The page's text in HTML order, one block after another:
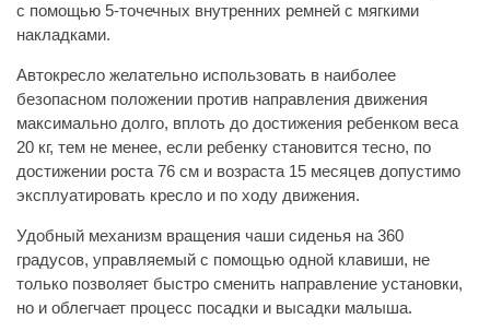
с помощью 5-точечных внутренних ремней с мягкими
накладками.
Автокресло желательно использовать в наиболее
безопасном положении против направления движения
максимально долго, вплоть до достижения ребенком веса
20 кг, тем не менее, если ребенку становится тесно, по
достижении роста 76 см и возраста 15 месяцев допустимо
эксплуатировать кресло и по ходу движения.
Удобный механизм вращения чаши сиденья на 360
градусов, управляемый с помощью одной клавиши, не
только позволяет быстро сменить направление установки,
но и облегчает процесс посадки и высадки малыша.